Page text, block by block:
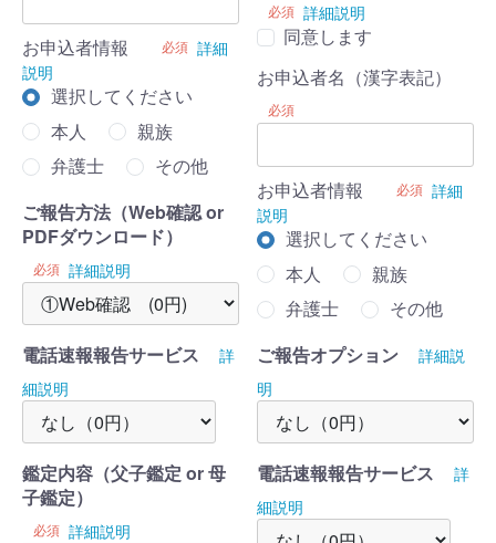
お申込者情報 必須 詳細
説明
選択してください
本人
親族
弁護士
その他
ご報告方法（Web確認 or
PDFダウンロード）
必須 詳細説明
電話速報報告サービス
詳
細説明
鑑定内容（父子鑑定 or 母
子鑑定）
必須 詳細説明
必須 詳細説明
同意します
お申込者名（漢字表記）
必須
お申込者情報 必須 詳細
説明
選択してください
本人
親族
弁護士
その他
ご報告オプション
詳細説
明
電話速報報告サービス
詳
細説明